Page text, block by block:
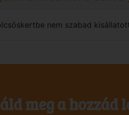
nem szabad
meg a hozzád